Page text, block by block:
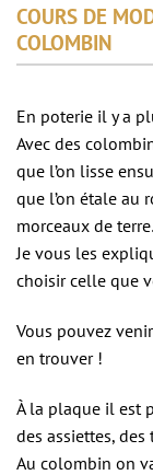
COURS DE
COLOMBIN
En poterie il y a
Avec des
que l’on lisse
que l’on étale au
morceaux de
Je vous les
choisir celle que
Vous pouvez
en trouver !
À la plaque il est
des assiettes, des
Au colombin on